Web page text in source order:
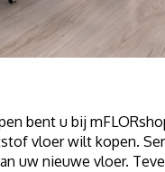
bent u bij
vloer wilt kopen.
uw nieuwe vloer.